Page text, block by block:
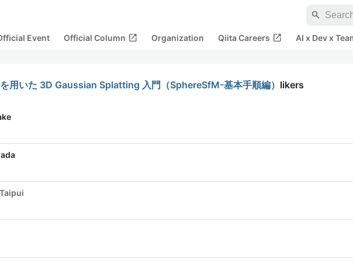
search
Event Official Column open_in_new Organization Qiita Careers open_in_new AI x Dev x
用いた 3D Gaussian Splatting 入門（SphereSfM-基本手順編） likers
Taipui